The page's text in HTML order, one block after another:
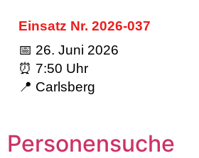
Einsatz Nr. 2026-037
📅 26. Juni 2026
⏰ 7:50 Uhr
📍 Carlsberg
Personensuche